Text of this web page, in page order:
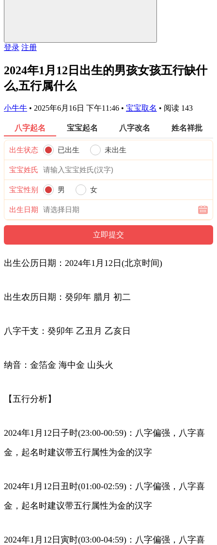
登录 注册
2024年1月12日出生的男孩女孩五行缺什
么,五行属什么
小牛牛 • 2025年6月16日 下午11:46 • 宝宝取名 • 阅读 143
八字起名 宝宝起名 八字改名 姓名祥批
出生状态 已出生 未出生
宝宝姓氏
宝宝性别 男 女
出生日期
出生公历日期：2024年1月12日(北京时间)
出生农历日期：癸卯年 腊月 初二
八字干支：癸卯年 乙丑月 乙亥日
纳音：金箔金 海中金 山头火
【五行分析】
2024年1月12日子时(23:00-00:59)：八字偏强，八字喜
金，起名时建议带五行属性为金的汉字
2024年1月12日丑时(01:00-02:59)：八字偏强，八字喜
金，起名时建议带五行属性为金的汉字
2024年1月12日寅时(03:00-04:59)：八字偏强，八字喜